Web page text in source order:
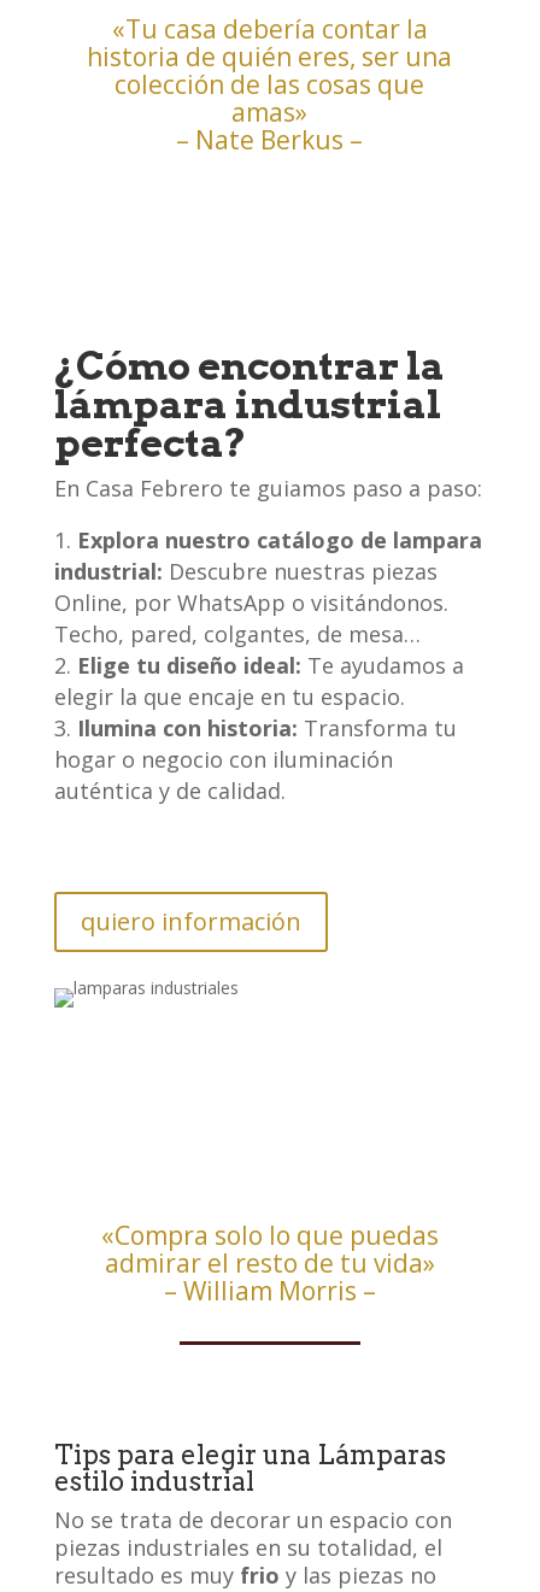
«Tu casa debería contar la
historia de quién eres, ser una
colección de las cosas que
amas»
– Nate Berkus –
¿Cómo encontrar la
lámpara industrial
perfecta?
En Casa Febrero te guiamos paso a paso:
Explora nuestro catálogo de lampara
industrial: Descubre nuestras piezas
Online, por WhatsApp o visitándonos.
Techo, pared, colgantes, de mesa…
Elige tu diseño ideal: Te ayudamos a
elegir la que encaje en tu espacio.
Ilumina con historia: Transforma tu
hogar o negocio con iluminación
auténtica y de calidad.
quiero información
«Compra solo lo que puedas
admirar el resto de tu vida»
– William Morris –
Tips para elegir una Lámparas
estilo industrial
No se trata de decorar un espacio con
piezas industriales en su totalidad, el
resultado es muy frio y las piezas no